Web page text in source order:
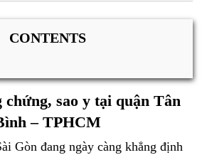
CONTENTS
chứng, sao y tại quận Tân
– TPHCM
Gòn đang ngày càng khẳng định